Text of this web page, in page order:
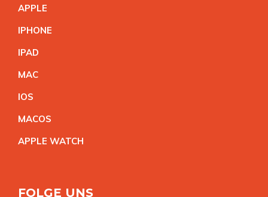
APPLE
IPHONE
IPAD
MAC
IOS
MACOS
APPLE WATCH
FOLGE UNS